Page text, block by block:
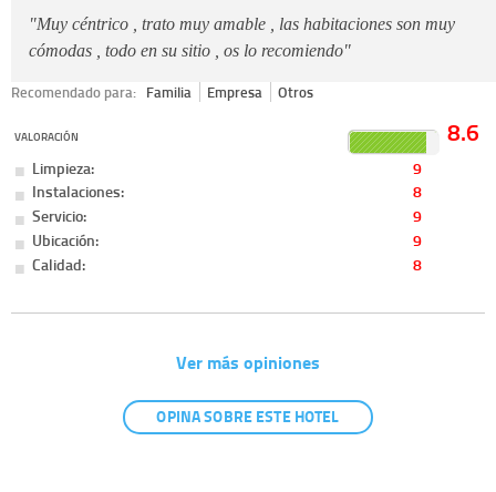
"Muy céntrico , trato muy amable , las habitaciones son muy
cómodas , todo en su sitio , os lo recomiendo"
Recomendado para: Familia Empresa Otros
VALORACIÓN 8.6
Limpieza:
9
Instalaciones:
8
Servicio:
9
Ubicación:
9
Calidad:
8
Ver más opiniones
OPINA SOBRE ESTE HOTEL